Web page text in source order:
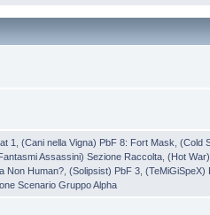
1 ,(Cani nella Vigna) PbF 8: Fort Mask ,(Cold
Assassini) Sezione Raccolta ,(Hot
Non Human? ,(Solipsist) PbF 3 ,(TeMiGiSpeX)
Scenario Gruppo Alpha